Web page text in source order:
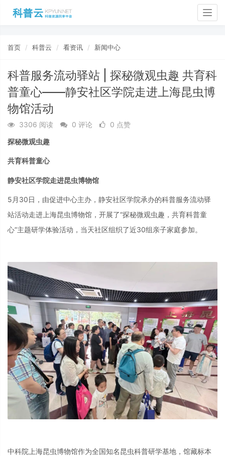
首页 科普云 看资讯 新闻中心
科普服务流动驿站 | 探秘微观虫趣 共育科
普童心——静安社区学院走进上海昆虫博
物馆活动
3306 阅读 0 评论
0 点赞
探秘微观虫趣
共育科普童心
静安社区学院走进昆虫博物馆
5月30日，由促进中心主办，静安社区学院承办的科普服务流动驿
站活动走进上海昆虫博物馆，开展了“探秘微观虫趣，共育科普童
心”主题研学体验活动，当天社区组织了近30组亲子家庭参加。
中科院上海昆虫博物馆作为全国知名昆虫科普研学基地，馆藏标本